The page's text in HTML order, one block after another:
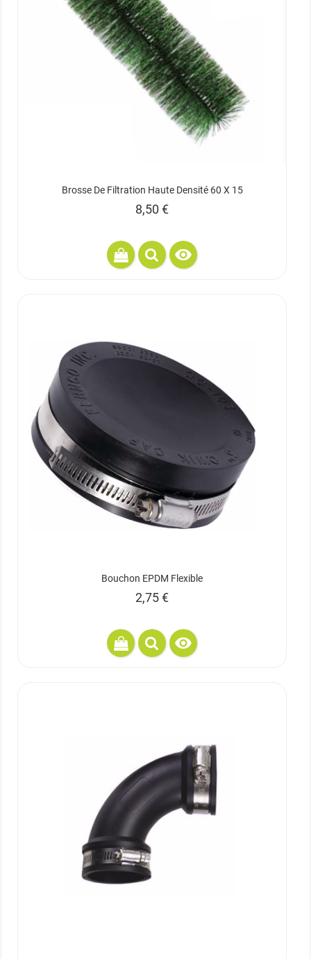
Brosse De Filtration Haute Densité 60 X 15
Prix
8,50 €

Bouchon EPDM Flexible
Prix
2,75 €
